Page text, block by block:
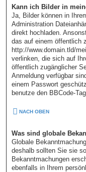
Kann ich Bilder in
Ja, Bilder können in
Administration
direkt hochladen.
das auf einem öffentlich
http://www.domain.tld/
verlinken, die sich auf
öffentlich zugänglicher
Anmeldung verfügbar
einem Passwort
benutze den BBCode-Tag
NACH OBEN
Was sind globale
Globale
deshalb sollten Sie sie
Bekanntmachungen
ebenfalls in Ihrem